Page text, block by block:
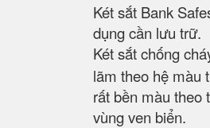
Két sắt Bank
dụng cần lưu trữ.
Két sắt chống
lãm theo hệ màu
rất bền màu theo
vùng ven biển.